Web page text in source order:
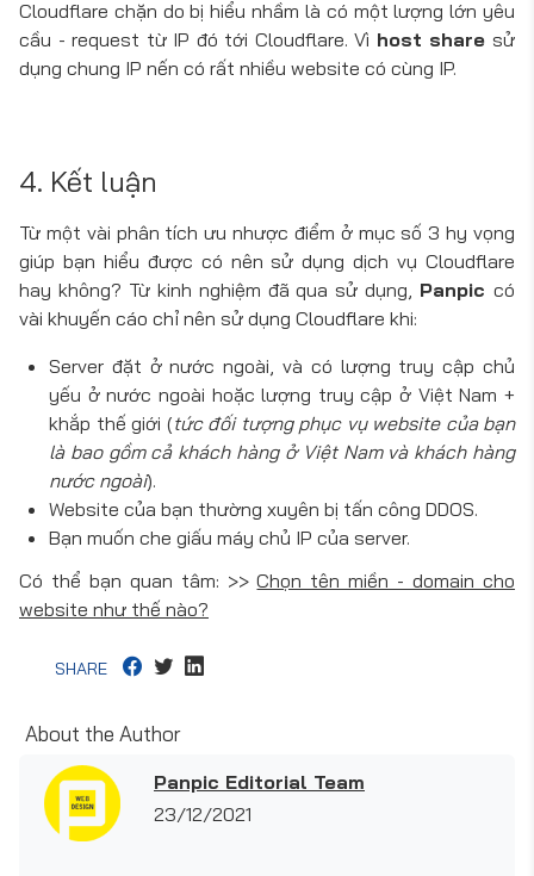
Cloudflare chặn do bị hiểu nhầm là có một lượng lớn yêu
cầu - request từ IP đó tới Cloudflare. Vì host share sử
dụng chung IP nến có rất nhiều website có cùng IP.
4. Kết luận
Từ một vài phân tích ưu nhược điểm ở mục số 3 hy vọng
giúp bạn hiểu được có nên sử dụng dịch vụ Cloudflare
hay không? Từ kinh nghiệm đã qua sử dụng, Panpiccó
vài khuyến cáo chỉ nên sử dụng Cloudflare khi:
Server đặt ở nước ngoài, và có lượng truy cập chủ
yếu ở nước ngoài hoặc lượng truy cập ở Việt Nam +
khắp thế giới (tức đối tượng phục vụ website của bạn
là bao gồm cả khách hàng ở Việt Nam và khách hàng
nước ngoài).
Website của bạn thường xuyên bị tấn công DDOS.
Bạn muốn che giấu máy chủ IP của server.
Có thể bạn quan tâm: >>Chọn tên miền - domain cho
website như thế nào?
SHARE
About the Author
Panpic Editorial Team
23/12/2021